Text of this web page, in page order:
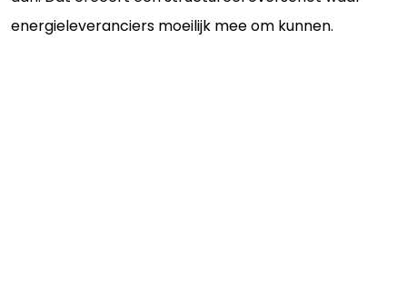
energieleveranciers moeilijk mee om kunnen.